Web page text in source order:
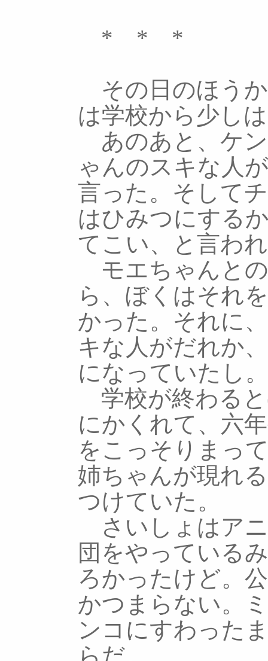
* * *
その日のほう
は学校から少し
あのあと、ケ
ゃんのスキな人
言った。そして
はひみつにする
てこい、と言わ
モエちゃんと
ら、ぼくはそれ
かった。それに
キな人がだれか
になっていたし。
学校が終わる
にかくれて、六
をこっそりまっ
姉ちゃんが現れ
つけていた。
さいしょはア
団をやっている
ろかったけど。
かつまらない。
ンコにすわった
らだ。